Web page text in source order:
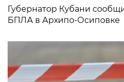
Губернатор Кубани
БПЛА в Архипо-Осиповке